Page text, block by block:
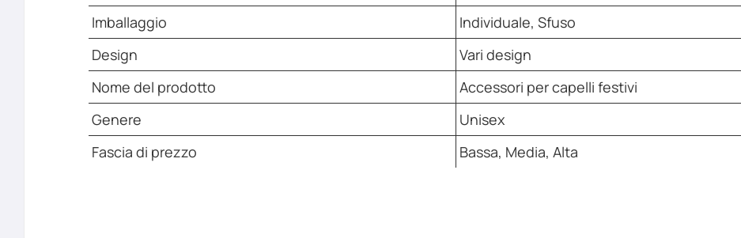
Imballaggio
Individuale, Sfuso
Design
Vari design
Nome del prodotto
Accessori per capelli festivi
Genere
Unisex
Fascia di prezzo
Bassa, Media, Alta